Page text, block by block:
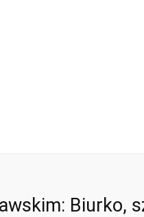
Biurko,